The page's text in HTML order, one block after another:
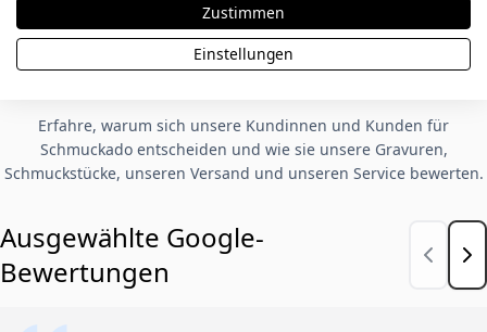
★★★★★
Kundenbewertungen zu Schmuckado
Erfahre, warum sich unsere Kundinnen und Kunden für
Schmuckado entscheiden und wie sie unsere Gravuren,
Schmuckstücke, unseren Versand und unseren Service bewerten.
Ausgewählte Google-
Bewertungen
Zustimmen
Einstellungen